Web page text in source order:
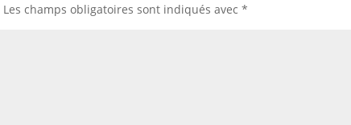
Les champs obligatoires sont indiqués avec*